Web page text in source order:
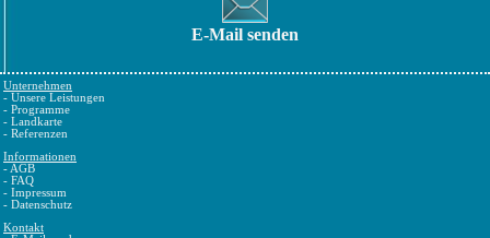
E-Mail senden
Unternehmen
- Unsere Leistungen
- Programme
- Landkarte
- Referenzen
Informationen
- AGB
- FAQ
- Impressum
- Datenschutz
Kontakt